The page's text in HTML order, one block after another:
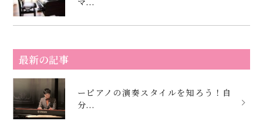
最新の記事
ーピアノの演奏スタイルを知ろう！自
分...